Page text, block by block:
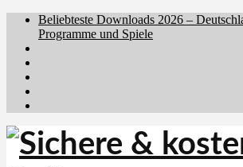
Beliebteste Downloads 2026 –
Programme und Spiele